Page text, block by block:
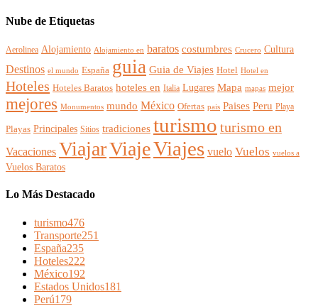
Nube de Etiquetas
Aerolinea Alojamiento Alojamiento en baratos costumbres Crucero Cultura
Destinos el mundo España guia Guia de Viajes Hotel Hotel en
Hoteles Hoteles Baratos hoteles en Italia Lugares Mapa mapas mejor
mejores Monumentos mundo México Ofertas pais Paises Peru Playa
Playas Principales Sitios tradiciones turismo turismo en
Vacaciones ViajarViajeViajes vuelo Vuelos vuelos a
Vuelos Baratos
Lo Más Destacado
turismo476
Transporte251
España235
Hoteles222
México192
Estados Unidos181
Perú179